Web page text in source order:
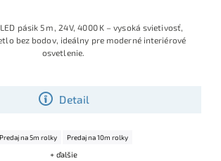
Detail
pásik 5 m, 24 V, 4000 K – vysoká svietivosť,
bez bodov, ideálny pre moderné interiérové
osvetlenie.
Predaj na 5m rolky Predaj na 10m rolky
+ ďalšie